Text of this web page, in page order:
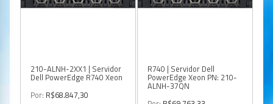
210-ALNH-2XX1 | Servidor
Dell PowerEdge R740 Xeon
Por: R$68.847,30
R740 | Servidor Dell
PowerEdge Xeon PN: 210-
ALNH-37QN